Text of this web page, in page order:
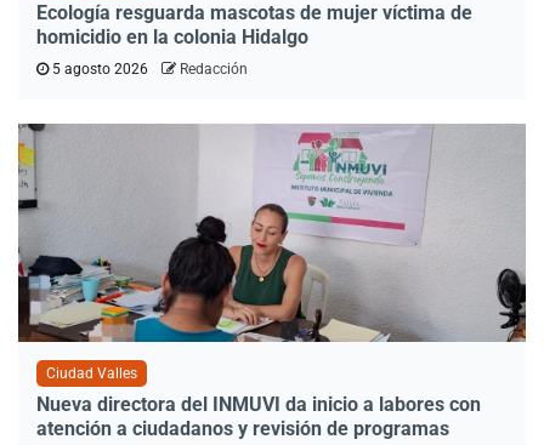
Ecología resguarda mascotas de mujer víctima de
homicidio en la colonia Hidalgo
5 agosto 2026 Redacción
Ciudad Valles
Nueva directora del INMUVI da inicio a labores con
atención a ciudadanos y revisión de programas